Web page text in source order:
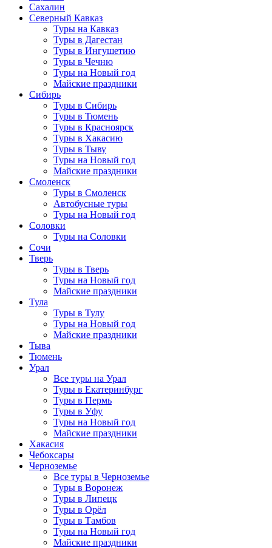
Сахалин
Северный Кавказ
Туры на Кавказ
Туры в Дагестан
Туры в Ингушетию
Туры в Чечню
Туры на Новый год
Майские праздники
Сибирь
Туры в Сибирь
Туры в Тюмень
Туры в Красноярск
Туры в Хакасию
Туры в Тыву
Туры на Новый год
Майские праздники
Смоленск
Туры в Смоленск
Автобусные туры
Туры на Новый год
Соловки
Туры на Соловки
Сочи
Тверь
Туры в Тверь
Туры на Новый год
Майские праздники
Тула
Туры в Тулу
Туры на Новый год
Майские праздники
Тыва
Тюмень
Урал
Все туры на Урал
Туры в Екатеринбург
Туры в Пермь
Туры в Уфу
Туры на Новый год
Майские праздники
Хакасия
Чебоксары
Черноземье
Все туры в Черноземье
Туры в Воронеж
Туры в Липецк
Туры в Орёл
Туры в Тамбов
Туры на Новый год
Майские праздники